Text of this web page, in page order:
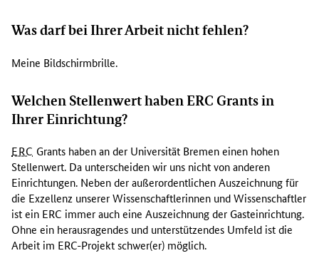
t
i
b
d
e
F
o
s
c
h
Was darf bei Ihrer Arbeit nicht fehlen?
Meine Bildschirmbrille.
Welchen Stellenwert haben ERC Grants in
Ihrer Einrichtung?
ERC Grants haben an der Universität Bremen einen hohen
Stellenwert. Da unterscheiden wir uns nicht von anderen
Einrichtungen. Neben der außerordentlichen Auszeichnung für
die Exzellenz unserer Wissenschaftlerinnen und Wissenschaftler
ist ein ERC immer auch eine Auszeichnung der Gasteinrichtung.
Ohne ein herausragendes und unterstützendes Umfeld ist die
Arbeit im ERC-Projekt schwer(er) möglich.